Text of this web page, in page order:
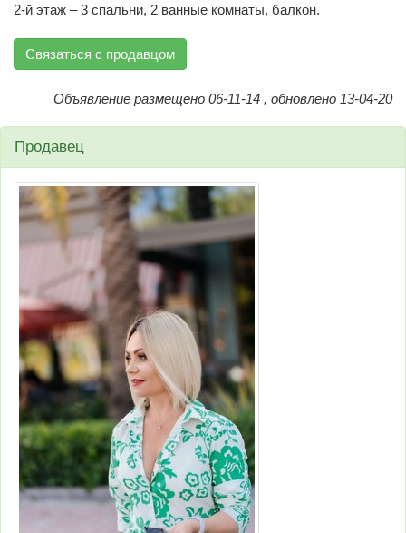
2-й этаж – 3 спальни, 2 ванные комнаты, балкон.
Связаться с продавцом
Объявление размещено 06-11-14 , обновлено 13-04-20
Продавец